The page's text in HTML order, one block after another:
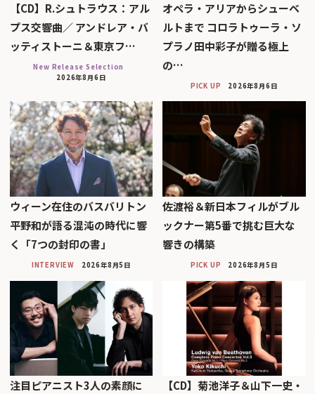
【CD】R.シュトラウス：アル
プス交響曲／ アンドレア・バ
ッティストーニ＆東京フ…
New Release Selection
2026年8月6日
オペラ・アリアからシューベ
ルトまで コロラトゥーラ・ソ
プラノ田中彩子が贈る極上
の…
PICK UP 2026年8月6日
ウィーン在住のバスバリトン
平野和が語る混沌の時代に響
く「7つの封印の書」
INTERVIEW 2026年8月5日
佐渡裕＆新日本フィルがブル
ックナー第5番で挑む巨大な
響きの構築
PICK UP 2026年8月5日
注目ピアニスト3人の素顔に
【CD】菊池洋子＆山下一史・